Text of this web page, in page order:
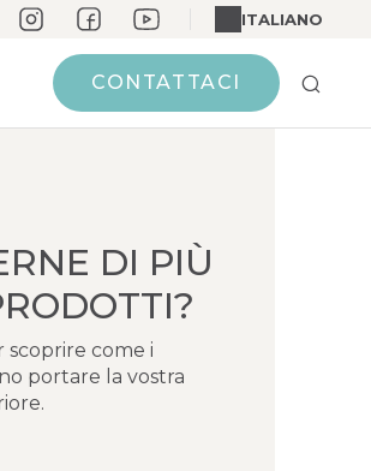
ITALIANO
CONTATTACI
DI PIÙ
scoprire come i
portare la vostra